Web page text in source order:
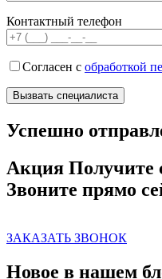
Контактный телефон
Согласен с обработкой
Успешно
Акция Получите
Звоните прямо
ЗАКАЗАТЬ ЗВОНОК
Новое в нашем